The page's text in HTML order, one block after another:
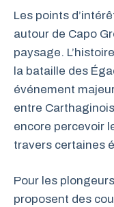
Les points
autour de Capo
paysage.
la bataille des
événement
entre
encore percevoir
travers certaines
Pour les
proposent des